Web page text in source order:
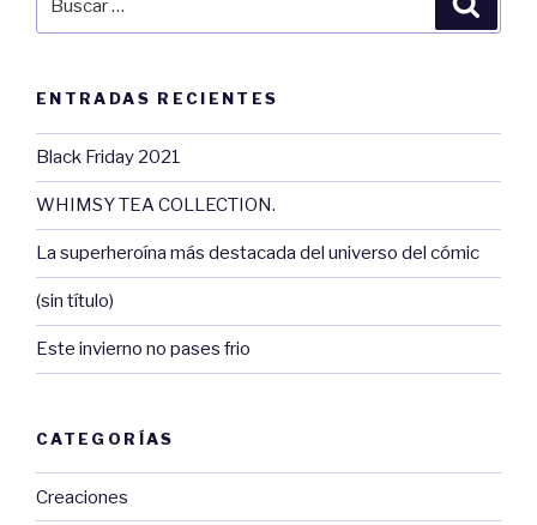
ENTRADAS RECIENTES
Black Friday 2021
WHIMSY TEA COLLECTION.
La superheroína más destacada del universo del cómic
(sin título)
Este invierno no pases frio
CATEGORÍAS
Creaciones